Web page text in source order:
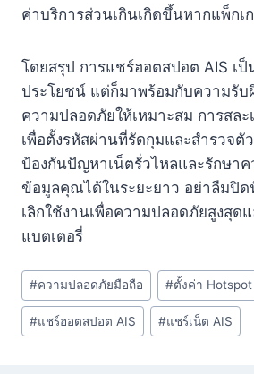
ค่าบริการส่วนเกินเกิดขึ้นหากแพ็ก
โดยสรุป การแชร์ฮอตสปอต AIS เป็
ประโยชน์ แต่ก็มาพร้อมกับความรับ
ความปลอดภัยให้เหมาะสม การสละ
เพื่อตั้งรหัสผ่านที่รัดกุมและสำรวจตั
ป้องกันปัญหาเน็ตรั่วไหลและรักษา
ข้อมูลคุณได้ในระยะยาว อย่าลืมปิ
เลิกใช้งานเพื่อความปลอดภัยสูงสุด
แบตเตอรี่
Post
Tags:
#ความปลอดภัยมือถือ #ตั้งค่า Hotspot
#แชร์ฮอตสปอต AIS #แชร์เน็ต AIS